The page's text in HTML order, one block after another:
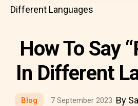
Different Languages
How To Say
In Different
Blog 7 September 2023 By